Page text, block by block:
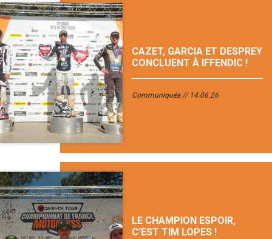
CAZET, GARCIA ET DESPREY
CONCLUENT À IFFENDIC !
Communiqués 14.06.26
LE CHAMPION ESPOIR,
C’EST TIM LOPES !